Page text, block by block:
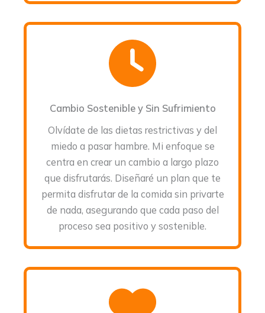
Cambio Sostenible y Sin Sufrimiento
Olvídate de las dietas restrictivas y del
miedo a pasar hambre. Mi enfoque se
centra en crear un cambio a largo plazo
que disfrutarás. Diseñaré un plan que te
permita disfrutar de la comida sin privarte
de nada, asegurando que cada paso del
proceso sea positivo y sostenible.